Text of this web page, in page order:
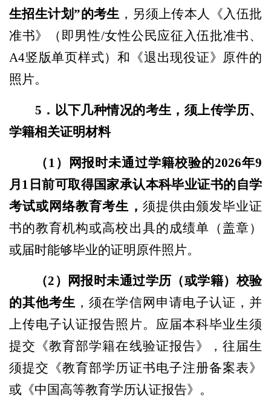
生招生计划”的考生 ，另须上传本人《入伍批
准书》（即男性/女性公民应征入伍批准书、
A4竖版单页样式）和《退出现役证》原件的
照片。
5 ． 以下几种情况的考生，须上传学历、
学籍相关证明材料
（1）网报时未通过学籍校验的2026年9
月1日前可取得国家承认本科毕业证书的自学
考试或网络教育考生， 须提供由颁发毕业证
书的教育机构或高校出具的成绩单（盖章）
或届时能够毕业的证明原件照片。
（2）网报时未通过学历（或学籍）校验
的其他考生 ，须在学信网申请电子认证，并
上传电子认证报告照片。应届本科毕业生须
提交《教育部学籍在线验证报告》，往届生
须提交《教育部学历证书电子注册备案表》
或《中国高等教育学历认证报告》。